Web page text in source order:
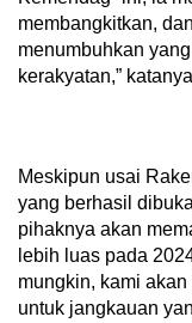
membangkitkan,
menumbuhkan
kerakyatan,”
Meskipun usai
yang berhasil
pihaknya akan
lebih luas pada
mungkin, kami
untuk jangkauan